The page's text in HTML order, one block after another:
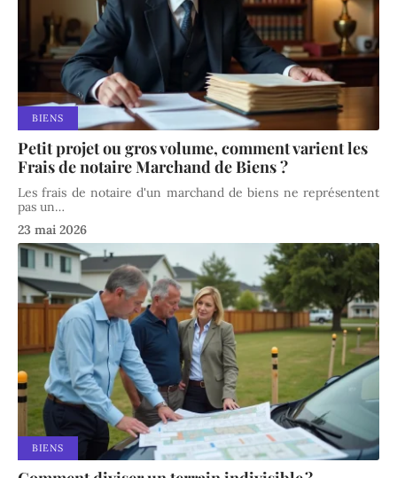
BIENS
Petit projet ou gros volume, comment varient les
Frais de notaire Marchand de Biens ?
Les frais de notaire d'un marchand de biens ne représentent
pas un…
23 mai 2026
BIENS